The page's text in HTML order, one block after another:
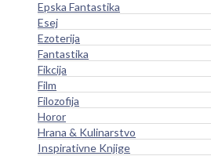
Epska Fantastika
Esej
Ezoterija
Fantastika
Fikcija
Film
Filozofija
Horor
Hrana & Kulinarstvo
Inspirativne Knjige